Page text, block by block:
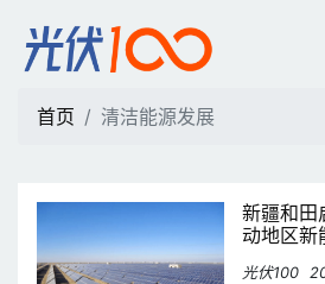
清洁能源发展
首页 清洁能源发展
新疆和田
动地区新
光伏100